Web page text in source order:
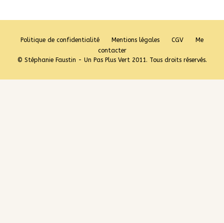
Politique de confidentialité Mentions légales CGV
Me
contacter
© Stéphanie Faustin - Un Pas Plus Vert 2011. Tous droits réservés.